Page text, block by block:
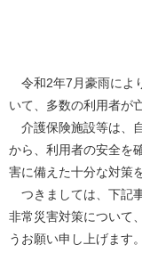
令和2年7月豪雨によ
いて、多数の利用者が
介護保険施設等は、
から、利用者の安全を
害に備えた十分な対策
つきましては、下記
非常災害対策について
うお願い申し上げます。